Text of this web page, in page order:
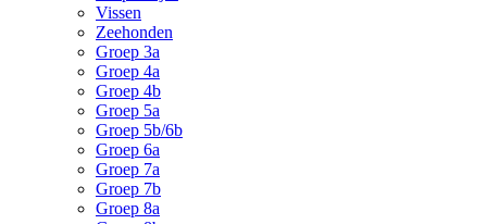
Vissen
Zeehonden
Groep 3a
Groep 4a
Groep 4b
Groep 5a
Groep 5b/6b
Groep 6a
Groep 7a
Groep 7b
Groep 8a